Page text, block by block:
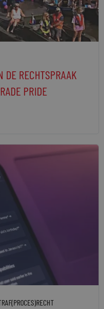
DE RECHTSPRAAK
PRIDE